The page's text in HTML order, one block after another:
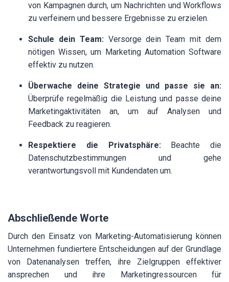
von Kampagnen durch, um Nachrichten und Workflows
zu verfeinern und bessere Ergebnisse zu erzielen.
Schule dein Team: Versorge dein Team mit dem
nötigen Wissen, um Marketing Automation Software
effektiv zu nutzen.
Überwache deine Strategie und passe sie an:
Überprüfe regelmäßig die Leistung und passe deine
Marketingaktivitäten an, um auf Analysen und
Feedback zu reagieren.
Respektiere die Privatsphäre: Beachte die
Datenschutzbestimmungen und gehe
verantwortungsvoll mit Kundendaten um.
Abschließende Worte
Durch den Einsatz von Marketing-Automatisierung können
Unternehmen fundiertere Entscheidungen auf der Grundlage
von Datenanalysen treffen, ihre Zielgruppen effektiver
ansprechen und ihre Marketingressourcen für